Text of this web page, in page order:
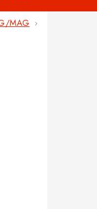
MAG